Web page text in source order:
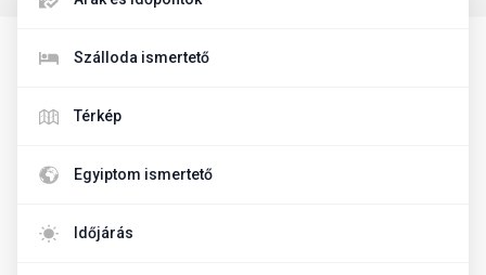
Szálloda ismertető
Térkép
Egyiptom ismertető
Időjárás